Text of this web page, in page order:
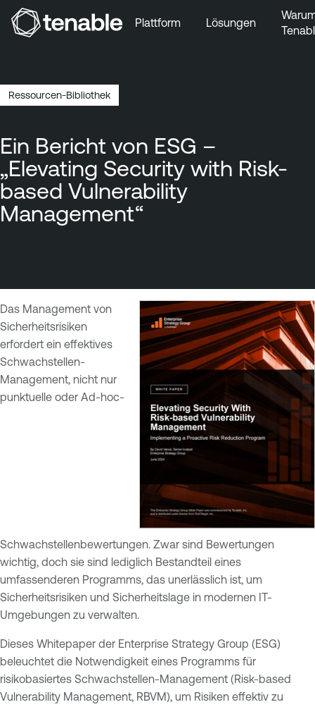
Zur Fußzeile wechseln
Plattform Lösungen
Breadcrumb
Ressourcen-Bibliothek
Ein Bericht von ESG –
„Elevating Security with Risk-
based Vulnerability
Management“
Das Management von
Sicherheitsrisiken
erfordert ein effektives
Schwachstellen-
Management, nicht nur
punktuelle oder Ad-hoc-
Schwachstellenbewertungen. Zwar sind Bewertungen
wichtig, doch sie sind lediglich Bestandteil eines
umfassenderen Programms, das unerlässlich ist, um
Sicherheitsrisiken und Sicherheitslage in modernen IT-
Umgebungen zu verwalten.
Dieses Whitepaper der Enterprise Strategy Group (ESG)
beleuchtet die Notwendigkeit eines Programms für
risikobasiertes Schwachstellen-Management (Risk-based
Vulnerability Management, RBVM), um Risiken effektiv zu